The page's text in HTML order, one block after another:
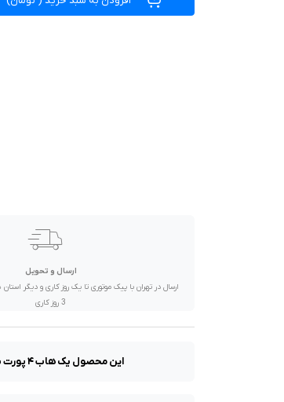
صدا و تصویر
ارسال و تحویل
3 روز کاری
این محصول یک هاب ۴ پورت با ترکیب عالی USB-C و حافظه SSD با ظرفیت ۹۶۰ گیگا بایتی می باشد که دارای سرعت خواندن و نوشتن ۵۲۰ مگابایت بر ثانیه است و از این رو سرعت